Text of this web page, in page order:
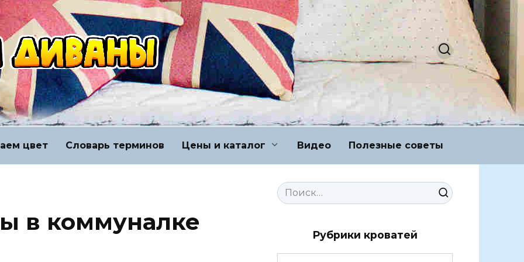
цвет Словарь терминов Цены и каталог Видео Полезные советы
в коммуналке
Search
for:
Рубрики кроватей